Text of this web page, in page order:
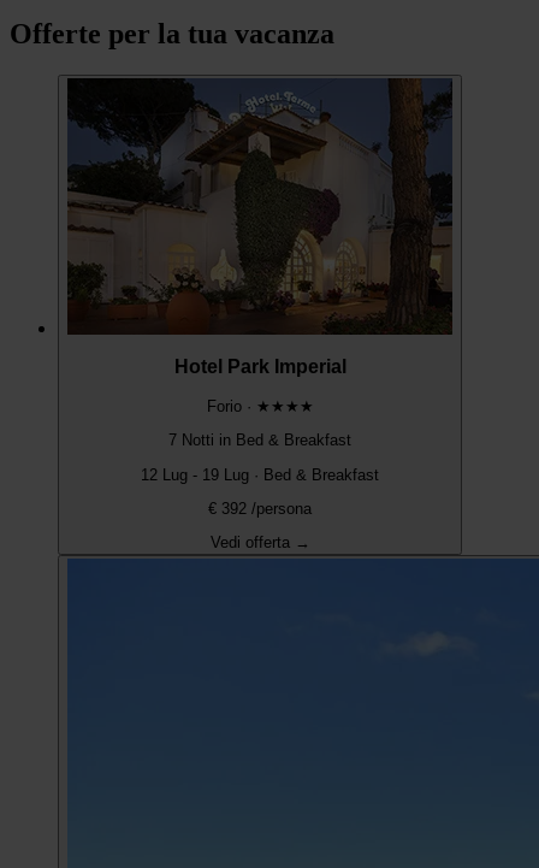
Offerte per la tua vacanza
Hotel Park Imperial
Forio· ★★★★
7 Notti in Bed & Breakfast
12 Lug - 19 Lug · Bed & Breakfast
€ 392 /persona
Vedi offerta →